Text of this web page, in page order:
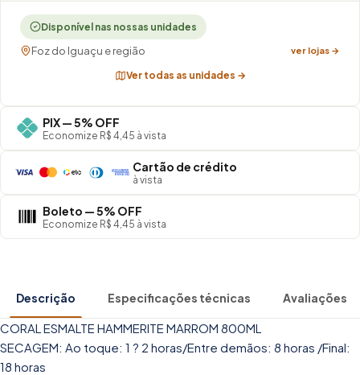
Disponível nas nossas unidades
Foz do Iguaçu e região ver lojas →
Ver todas as unidades →
PIX — 5% OFF
Economize R$ 4,45 à vista
Cartão de crédito
à vista
Boleto — 5% OFF
Economize R$ 4,45 à vista
Descrição Especificações técnicas Avaliações
CORAL ESMALTE HAMMERITE MARROM 800ML
SECAGEM: Ao toque: 1 ? 2 horas/Entre demãos: 8 horas /Final:
18 horas